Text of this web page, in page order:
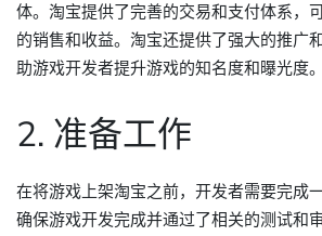
体。淘宝提供了完善的交易和支付体系，
的销售和收益。淘宝还提供了强大的推广
助游戏开发者提升游戏的知名度和曝光度。
2. 准备工作
在将游戏上架淘宝之前，开发者需要完成
确保游戏开发完成并通过了相关的测试和